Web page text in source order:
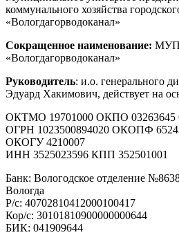
коммунального хозяйства
«Вологдагорводоканал»
Сокращенное наименование:
«Вологдагорводоканал»
Руководитель: и.о. генерального
Эдуард Хакимович, действует на
ОКТМО 19701000 ОКПО
ОГРН 1023500894020 ОКОПФ
ОКОГУ 4210007
ИНН 3525023596 КПП 352501001
Банк: Вологодское отделение
Вологда
Р/с: 40702810412000100417
Кор/с: 30101810900000000644
БИК: 041909644